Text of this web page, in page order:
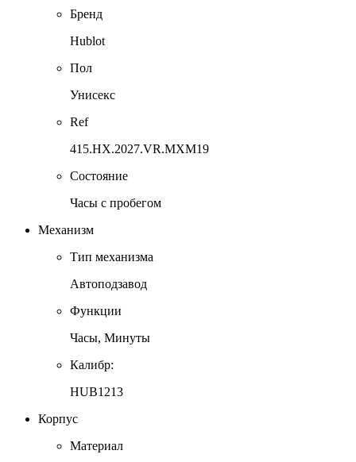
Бренд
Hublot
Пол
Унисекс
Ref
415.HX.2027.VR.MXM19
Состояние
Часы с пробегом
Механизм
Тип механизма
Автоподзавод
Функции
Часы, Минуты
Калибр:
НUВ1213
Корпус
Материал